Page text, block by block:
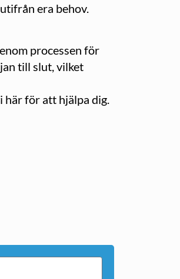
era behov.
processen för
till slut, vilket
här för att hjälpa dig.